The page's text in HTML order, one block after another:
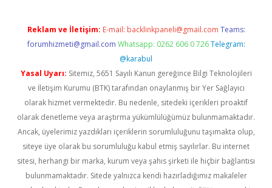
Reklam ve İletişim: E-mail: backlinkpaneli@gmail.com Teams:
forumhizmeti@gmail.com Whatsapp: 0262 606 0 726 Telegram:
@karabul
Yasal Uyarı: Sitemiz, 5651 Sayılı Kanun gereğince Bilgi Teknolojileri
ve İletişim Kurumu (BTK) tarafından onaylanmış bir Yer Sağlayıcı
olarak hizmet vermektedir. Bu nedenle, sitedeki içerikleri proaktif
olarak denetleme veya araştırma yükümlülüğümüz bulunmamaktadır.
Ancak, üyelerimiz yazdıkları içeriklerin sorumluluğunu taşımakta olup,
siteye üye olarak bu sorumluluğu kabul etmiş sayılırlar. Bu internet
sitesi, herhangi bir marka, kurum veya şahıs şirketi ile hiçbir bağlantısı
bulunmamaktadır. Sitede yalnızca kendi hazırladığımız makaleler